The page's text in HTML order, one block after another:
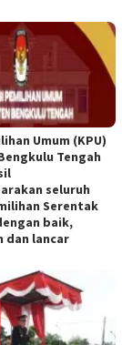
Umum (KPU)
Tengah
seluruh
Serentak
baik,
dan lancar